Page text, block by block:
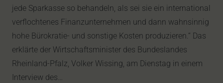
jede Sparkasse so behandeln, als sei sie ein international
verflochtenes Finanzunternehmen und dann wahnsinnig
hohe Bürokratie- und sonstige Kosten produzieren.“ Das
erklärte der Wirtschaftsminister des Bundeslandes
Rheinland-Pfalz, Volker Wissing, am Dienstag in einem
Interview des…